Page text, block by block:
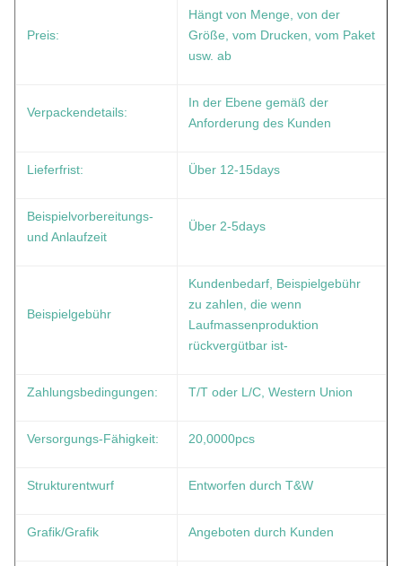
Preis:
Hängt von Menge, von der
Größe, vom Drucken, vom Paket
usw. ab
Verpackendetails:
In der Ebene gemäß der
Anforderung des Kunden
Lieferfrist: Über 12-15days
Beispielvorbereitungs-
und Anlaufzeit
Über 2-5days
Beispielgebühr
Kundenbedarf, Beispielgebühr
zu zahlen, die wenn
Laufmassenproduktion
rückvergütbar ist-
Zahlungsbedingungen: T/T oder L/C, Western Union
Versorgungs-Fähigkeit: 20,0000pcs
Strukturentwurf Entworfen durch T&W
Grafik/Grafik Angeboten durch Kunden